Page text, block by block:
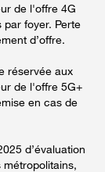
de l'offre 4G
par foyer. Perte
d’offre.
réservée aux
de l'offre 5G+
en cas de
d’évaluation